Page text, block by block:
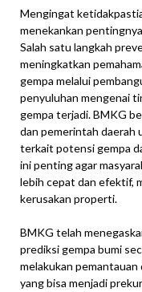
Mengingat
menekankan
Salah satu langkah
meningkatkan
gempa melalui
penyuluhan mengenai
gempa terjadi. BMKG
dan pemerintah daerah
terkait potensi gempa
ini penting agar
lebih cepat dan efektif,
kerusakan properti.
BMKG telah
prediksi gempa bumi
melakukan
yang bisa menjadi